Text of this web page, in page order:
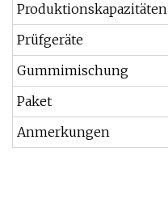
Produktionskapazitäten
Prüfgeräte
Gummimischung
Paket
Anmerkungen